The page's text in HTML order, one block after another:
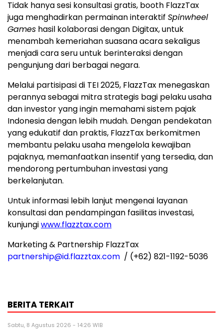
Tidak hanya sesi konsultasi gratis, booth FlazzTax
juga menghadirkan permainan interaktif Spinwheel
Games hasil kolaborasi dengan Digitax, untuk
menambah kemeriahan suasana acara sekaligus
menjadi cara seru untuk berinteraksi dengan
pengunjung dari berbagai negara.
Melalui partisipasi di TEI 2025, FlazzTax menegaskan
perannya sebagai mitra strategis bagi pelaku usaha
dan investor yang ingin memahami sistem pajak
Indonesiadengan lebih mudah. Dengan pendekatan
yang edukatif dan praktis, FlazzTax berkomitmen
membantu pelaku usaha mengelola kewajiban
pajaknya, memanfaatkan insentif yang tersedia, dan
mendorong pertumbuhan investasi yang
berkelanjutan.
Untuk informasi lebih lanjut mengenai layanan
konsultasi dan pendampingan fasilitas investasi,
kunjungiwww.flazztax.com
Marketing & Partnership FlazzTax
partnership@id.flazztax.com / (+62) 821-1192-5036
BERITA TERKAIT
Sabtu, 8 Agustus 2026 - 14:26 WIB